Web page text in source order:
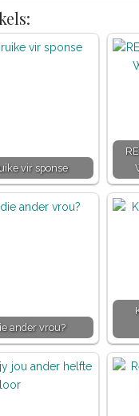
vir sponse
ander vrou?